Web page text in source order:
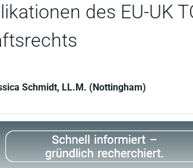
des EU-UK
Schmidt, LL.M. (Nottingham)